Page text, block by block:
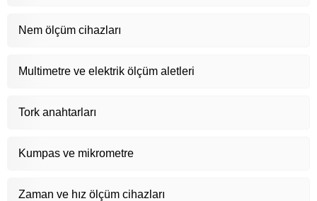
Nem ölçüm cihazları
Multimetre ve elektrik ölçüm aletleri
Tork anahtarları
Kumpas ve mikrometre
Zaman ve hız ölçüm cihazları